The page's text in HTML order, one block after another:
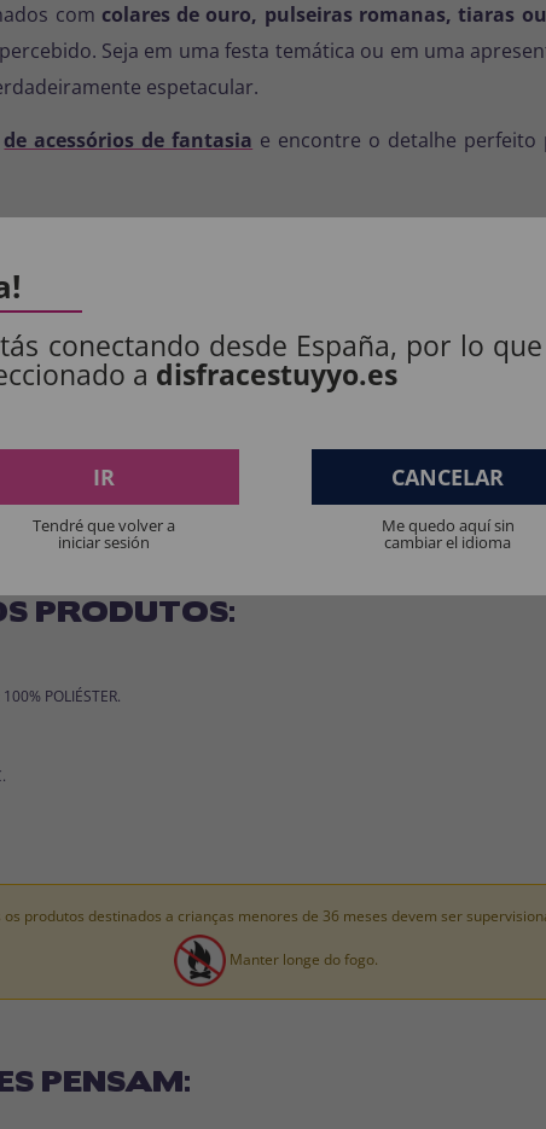
com colares de ouro, pulseiras romanas, tiaras
Seja em uma festa temática ou em uma
espetacular.
de acessórios de fantasia e encontre o detalhe
gancho.
prazo.
ou damas romanas.
o toque final ao seu traje. Um acessório elegante,
Brilhe como uma verdadeira deusa do Império
PRODUTOS:
POLIÉSTER.
os produtos destinados a crianças menores de 36 meses devem ser
Manter longe do fogo.
PENSAM:
conectando desde España, por lo
a disfracestuyyo.es
IR
Tendré que volver a
iniciar sesión
CANCELAR
Me quedo aquí sin
cambiar el idioma